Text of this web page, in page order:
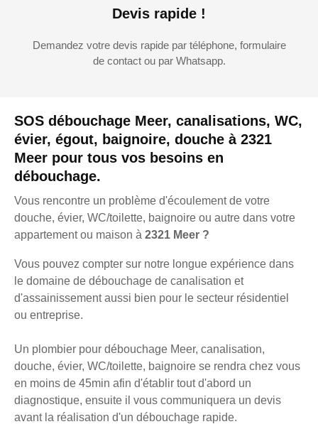
SOS débouchage Meer, canalisations, WC,
évier, égout, baignoire, douche à 2321
Meer pour tous vos besoins en
débouchage.
Vous rencontre un problème d'écoulement de votre
douche, évier, WC/toilette, baignoire ou autre dans votre
appartement ou maison à 2321 Meer ?
Vous pouvez compter sur notre longue expérience dans
le domaine de débouchage de canalisation et
d'assainissement aussi bien pour le secteur résidentiel
ou entreprise.
Un plombier pour débouchage Meer, canalisation,
douche, évier, WC/toilette, baignoire se rendra chez vous
en moins de 45min afin d'établir tout d'abord un
diagnostique, ensuite il vous communiquera un devis
avant la réalisation d'un débouchage rapide.
Devis rapide !
Demandez votre devis rapide par téléphone, formulaire
de contact ou par Whatsapp.